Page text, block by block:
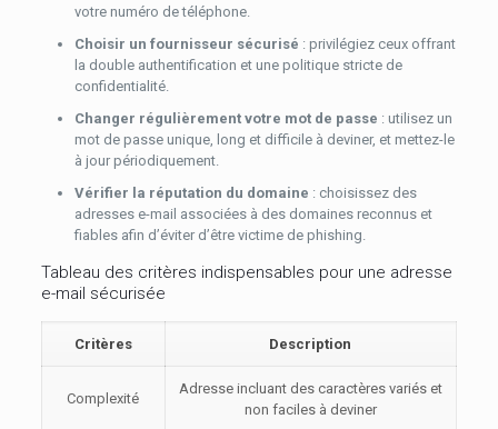
votre numéro de téléphone.
Choisir un fournisseur sécurisé : privilégiez ceux offrant
la double authentification et une politique stricte de
confidentialité.
Changer régulièrement votre mot de passe : utilisez un
mot de passe unique, long et difficile à deviner, et mettez-le
à jour périodiquement.
Vérifier la réputation du domaine : choisissez des
adresses e-mail associées à des domaines reconnus et
fiables afin d’éviter d’être victime de phishing.
Tableau des critères indispensables pour une adresse
e-mail sécurisée
Critères Description
Complexité
Adresse incluant des caractères variés et
non faciles à deviner